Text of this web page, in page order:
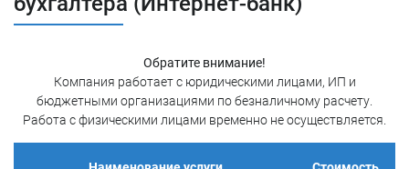
Мероприятие
Нормативная экспертиза требований банка в рамках услуг ДБО
Анализ документации (договор, приложения, регламенты, рекомендации, памятки)
Обратите внимание!
Компания работает с юридическими лицами, ИП и
бюджетными организациями по безналичному расчету.
Работа с физическими лицами временно не осуществляется.